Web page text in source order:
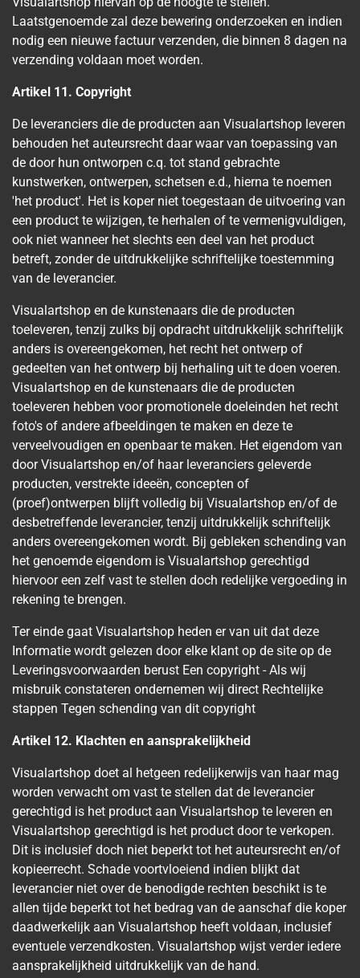
Laatstgenoemde zal deze bewering onderzoeken en indien
nodig een nieuwe factuur verzenden, die binnen 8 dagen na
verzending voldaan moet worden.
Artikel 11. Copyright
De leveranciers die de producten aan Visualartshop leveren
behouden het auteursrecht daar waar van toepassing van
de door hun ontworpen c.q. tot stand gebrachte
kunstwerken, ontwerpen, schetsen e.d., hierna te noemen
'het product'. Het is koper niet toegestaan de uitvoering van
een product te wijzigen, te herhalen of te vermenigvuldigen,
ook niet wanneer het slechts een deel van het product
betreft, zonder de uitdrukkelijke schriftelijke toestemming
van de leverancier.
Visualartshop en de kunstenaars die de producten
toeleveren, tenzij zulks bij opdracht uitdrukkelijk schriftelijk
anders is overeengekomen, het recht het ontwerp of
gedeelten van het ontwerp bij herhaling uit te doen voeren.
Visualartshop en de kunstenaars die de producten
toeleveren hebben voor promotionele doeleinden het recht
foto's of andere afbeeldingen te maken en deze te
verveelvoudigen en openbaar te maken. Het eigendom van
door Visualartshop en/of haar leveranciers geleverde
producten, verstrekte ideeën, concepten of
(proef)ontwerpen blijft volledig bij Visualartshop en/of de
desbetreffende leverancier, tenzij uitdrukkelijk schriftelijk
anders overeengekomen wordt. Bij gebleken schending van
het genoemde eigendom is Visualartshop gerechtigd
hiervoor een zelf vast te stellen doch redelijke vergoeding in
rekening te brengen.
Ter einde gaat Visualartshop heden er van uit dat deze
Informatie wordt gelezen door elke klant op de site op de
Leveringsvoorwaarden berust Een copyright - Als wij
misbruik constateren ondernemen wij direct Rechtelijke
stappen Tegen schending van dit copyright
Artikel 12. Klachten en aansprakelijkheid
Visualartshop doet al hetgeen redelijkerwijs van haar mag
worden verwacht om vast te stellen dat de leverancier
gerechtigd is het product aan Visualartshop te leveren en
Visualartshop gerechtigd is het product door te verkopen.
Dit is inclusief doch niet beperkt tot het auteursrecht en/of
kopieerrecht. Schade voortvloeiend indien blijkt dat
leverancier niet over de benodigde rechten beschikt is te
allen tijde beperkt tot het bedrag van de aanschaf die koper
daadwerkelijk aan Visualartshop heeft voldaan, inclusief
eventuele verzendkosten. Visualartshop wijst verder iedere
aansprakelijkheid uitdrukkelijk van de hand.